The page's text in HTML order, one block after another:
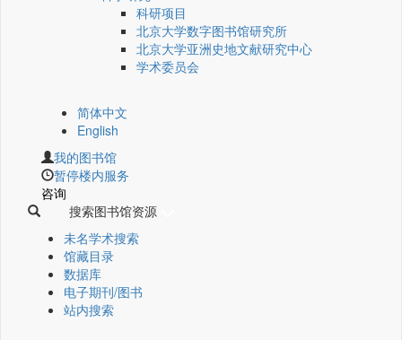
科研项目
北京大学数字图书馆研究所
北京大学亚洲史地文献研究中心
学术委员会
简体中文
English
我的图书馆
暂停楼内服务
咨询
搜索图书馆资源
未名学术搜索
馆藏目录
数据库
电子期刊/图书
站内搜索